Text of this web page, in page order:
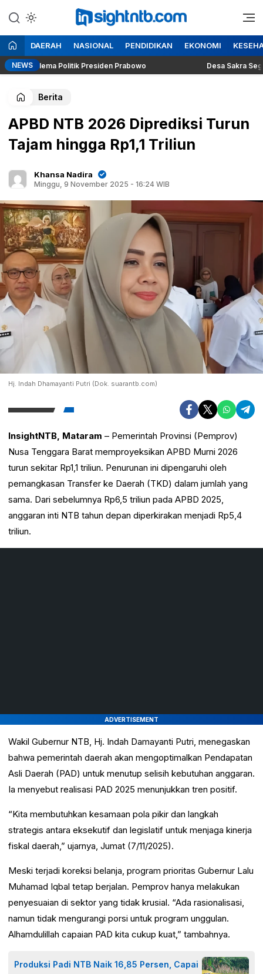
ke
konten
Insight NTB
Berita Seputar NTB
DAERAH NASIONAL PENDIDIKAN EKONOMI
NEWS
Dilema Politik Presiden Prabowo Desa Sakra Segera
Berita
APBD NTB 2026 Diprediksi Turun
Tajam hingga Rp1,1 Triliun
Khansa Nadira
Minggu, 9 November 2025 - 16:24 WIB
Hj. Indah Dhamayanti Putri (Dok. suarantb.com)
InsightNTB, Mataram – Pemerintah Provinsi (Pemprov)
Nusa Tenggara Barat memproyeksikan APBD Murni 2026
turun sekitar Rp1,1 triliun. Penurunan ini dipengaruhi oleh
pemangkasan Transfer ke Daerah (TKD) dalam jumlah yang
sama. Dari sebelumnya Rp6,5 triliun pada APBD 2025,
anggaran inti NTB tahun depan diperkirakan menjadi Rp5,4
triliun.
ADVERTISEMENT
Wakil Gubernur NTB, Hj. Indah Damayanti Putri, menegaskan
bahwa pemerintah daerah akan mengoptimalkan Pendapatan
Asli Daerah (PAD) untuk menutup selisih kebutuhan anggaran.
Ia menyebut realisasi PAD 2025 menunjukkan tren positif.
“Kita membutuhkan kesamaan pola pikir dan langkah
strategis antara eksekutif dan legislatif untuk menjaga kinerja
fiskal daerah,” ujarnya, Jumat (7/11/2025).
Meski terjadi koreksi belanja, program prioritas Gubernur Lalu
Muhamad Iqbal tetap berjalan. Pemprov hanya melakukan
penyesuaian di sektor yang tidak krusial. “Ada rasionalisasi,
namun tidak mengurangi porsi untuk program unggulan.
Alhamdulillah capaian PAD kita cukup kuat,” tambahnya.
Produksi Padi NTB Naik 16,85 Persen, Capai